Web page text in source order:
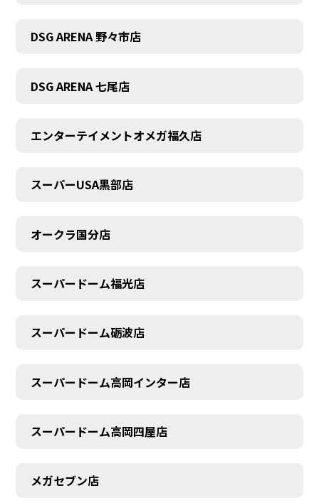
DSG ARENA 野々市店
DSG ARENA 七尾店
エンターテイメントオメガ福久店
スーパーUSA黒部店
オークラ国分店
スーパードーム福光店
スーパードーム砺波店
スーパードーム高岡インター店
スーパードーム高岡四屋店
メガセブン店